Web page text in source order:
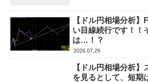
【ドル円相場分析】
い目線続行です！！
は…！？
2026.07.29
【ドル円相場分析
を見るとして、短期